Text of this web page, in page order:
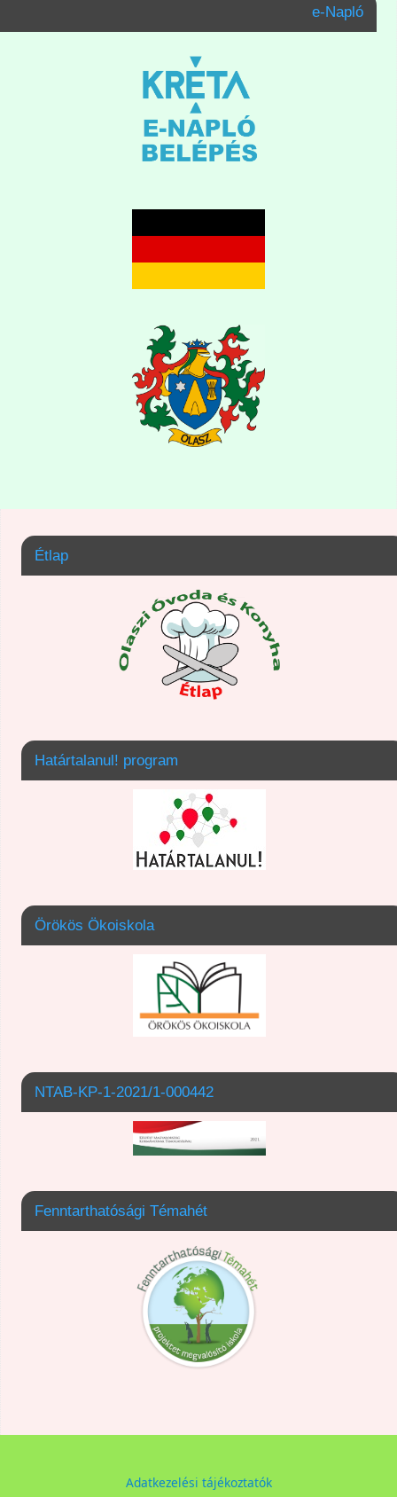
e-Napló
Étlap
Határtalanul! program
Örökös Ökoiskola
NTAB-KP-1-2021/1-000442
Fenntarthatósági Témahét
Adatkezelési tájékoztatók